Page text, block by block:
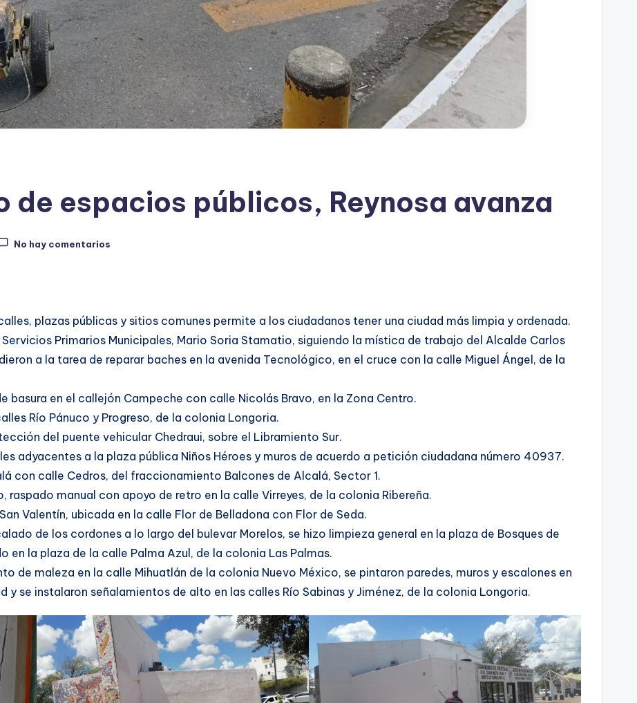
de espacios públicos, Reynosa avanza
No hay comentarios
plazas públicas y sitios comunes permite a los ciudadanos tener una ciudad más limpia y ordenada.
Primarios Municipales, Mario Soria Stamatio, siguiendo la mística de trabajo del Alcalde Carlos
a la tarea de reparar baches en la avenida Tecnológico, en el cruce con la calle Miguel Ángel, de la
en el callejón Campeche con calle Nicolás Bravo, en la Zona Centro.
Río Pánuco y Progreso, de la colonia Longoria.
del puente vehicular Chedraui, sobre el Libramiento Sur.
adyacentes a la plaza pública Niños Héroes y muros de acuerdo a petición ciudadana número 40937.
con calle Cedros, del fraccionamiento Balcones de Alcalá, Sector 1.
manual con apoyo de retro en la calle Virreyes, de la colonia Ribereña.
Valentín, ubicada en la calle Flor de Belladona con Flor de Seda.
de los cordones a lo largo del bulevar Morelos, se hizo limpieza general en la plaza de Bosques de
la plaza de la calle Palma Azul, de la colonia Las Palmas.
de maleza en la calle Mihuatlán de la colonia Nuevo México, se pintaron paredes, muros y escalones en
y se instalaron señalamientos de alto en las calles Río Sabinas y Jiménez, de la colonia Longoria.